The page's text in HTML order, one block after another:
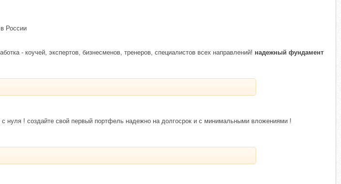
России
- коучей, экспертов, бизнесменов, тренеров, специалистов всех направлений! надежный фундамент
нуля ! создайте свой первый портфель надежно на долгосрок и с минимальными вложениями !